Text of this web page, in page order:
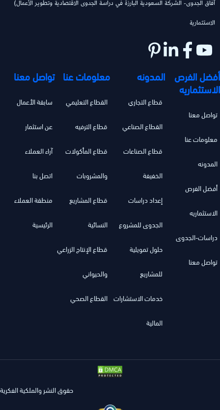
(ٱفاق الجدوى- الشركة السعودية البارزة في دراسة الجدوى الاقتصادية وتطوير الأعمال
الاستثمارية
تواصل معنا
سابقة الأعمال
عن استثمار
آراء العملاء
اتصل بنا
منطقة العملاء
الرئيسية
معلومات عنا
القطاع التعليمي
قطاع الترفيه
قطاع المأكولات
والمشروبات
قطاع المشاريع
النسائية
قطاع الإنتاج الزراعي
والحيواني
القطاع الصحي
المدونه
قطاع التجاري
القطاع الصناعي
قطاع الصناعات
الخفيفة
إعداد دراسات
الجدوى للمشروع
حلول تمويلية
للمشاريع
خدمات الاستشارات
المالية
أفضل الفرص
الاستثماريه
تواصل معنا
معلومات عنا
المدونه
أفضل الفرص
الاستثماريه
دراسات-الجدوى
تواصل معنا
حقوق النشر والملكية الفكرية